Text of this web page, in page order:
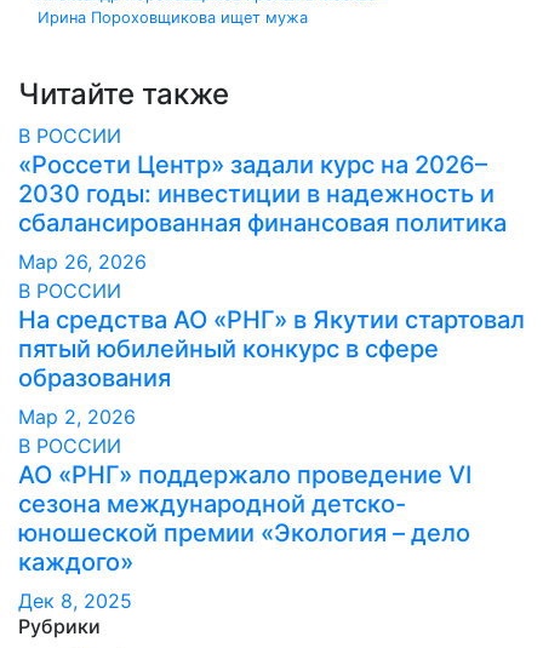
записям
Ирина Пороховщикова ищет мужа
Читайте также
В РОССИИ
«Россети Центр» задали курс на 2026–
2030 годы: инвестиции в надежность и
сбалансированная финансовая политика
Мар 26, 2026
В РОССИИ
На средства АО «РНГ» в Якутии стартовал
пятый юбилейный конкурс в сфере
образования
Мар 2, 2026
В РОССИИ
АО «РНГ» поддержало проведение VI
сезона международной детско-
юношеской премии «Экология – дело
каждого»
Дек 8, 2025
Рубрики